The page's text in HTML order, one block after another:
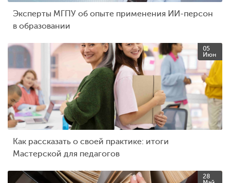
Эксперты МГПУ об опыте применения ИИ-персон
в образовании
05
Июн
Как рассказать о своей практике: итоги
Мастерской для педагогов
28